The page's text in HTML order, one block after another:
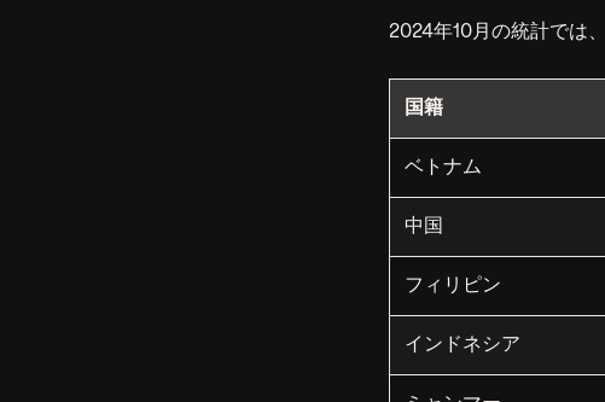
2024年10月の統計では
国籍
ベトナム
中国
フィリピン
インドネシア